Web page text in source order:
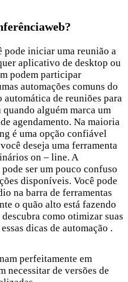
pode iniciar uma reunião a
aplicativo de desktop ou
podem participar
automações comuns do
de reuniões para
alguém marca um
agendamento. Na maioria
é uma opção confiável
deseja uma ferramenta
on – line. A
ser um pouco confuso
disponíveis. Você pode
na barra de ferramentas
o quão alto está fazendo
como otimizar suas
dicas de automação .
perfeitamente em
necessitar de versões de